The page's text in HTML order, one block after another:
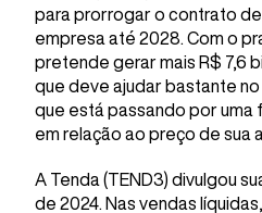
para prorrogar o contrato
empresa até 2028. Com o
pretende gerar mais R$ 7,6
que deve ajudar bastante no
que está passando por uma
em relação ao preço de sua
A Tenda (TEND3) divulgou
de 2024. Nas vendas